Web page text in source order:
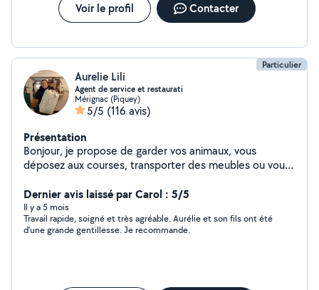
Voir le profil Contacter
Particulier
Aurelie Lili
Agent de service et restaurati
Mérignac (Piquey)
5/5 (116 avis)
Présentation
Bonjour, je propose de garder vos animaux, vous
déposez aux courses, transporter des meubles ou vous
suis dans la mesure de vous rendre le service demander
Dernier avis laissé par Carol : 5/5
Il y a 5 mois
Travail rapide, soigné et très agréable. Aurélie et son fils ont été
d’une grande gentillesse. Je recommande.